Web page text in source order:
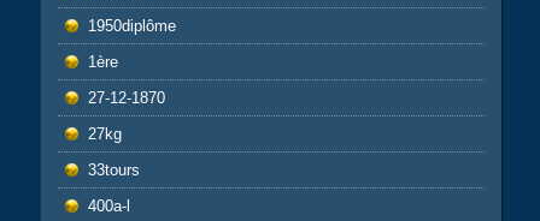
1950diplôme
1ère
27-12-1870
27kg
33tours
400a-l